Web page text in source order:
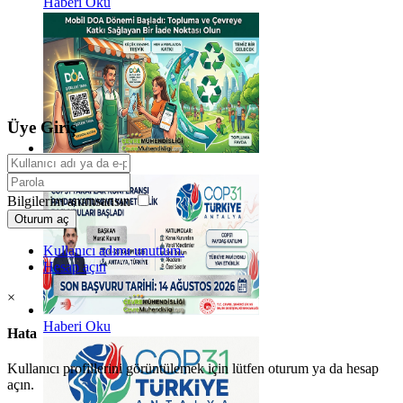
Haberi Oku
Haberi Oku
Üye Giriş
Bilgilerim anımsansın
Oturum aç
Kullanıcı adımı unuttum.
Hesap açın
×
Hata
Kullanıcı profillerini görüntülemek için lütfen oturum ya da hesap
açın.